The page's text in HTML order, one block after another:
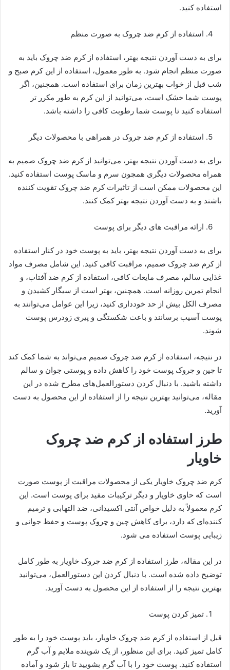
استفاده کنید.
استفاده از کرم ضد چروک به صورت منظم
برای به دست آوردن نتیجه بهتر، استفاده از کرم ضد چروک باید به
صورت منظم انجام شود. به طور معمول، استفاده از این کرم صبح و
شب قبل از خواب بهترین زمان برای استفاده است. همچنین، اگر
پوست شما خشک است، می‌توانید از این کرم به طور مکرر تر
استفاده کنید تا پوست شما رطوبت کافی را داشته باشد.
استفاده از کرم ضد چروک در همراهی با محصولات دیگر
برای به دست آوردن نتیجه بهتر، می‌توانید از کرم ضد چروک صمیم به
همراه محصولات دیگری همچون سرم و ماسک پوست استفاده کنید.
این محصولات ممکن است از تاثیرات کرم ضد چروک تقویت کننده
باشند و به دست آوردن نتیجه بهتر کمک کنند.
ارائه مراقبت های دیگر برای پوست
برای به دست آوردن نتیجه بهتر، باید به پوست خود در کنار استفاده
از کرم ضد چروک صمیم، مراقبت کافی کنید. این شامل مصرف مواد
غذایی سالم، مصرف مایعات کافی، استفاده از کرم ضد آفتاب، و
انجام تمرین روزانه است. همچنین، بهتر است از سیگار کشیدن و
مصرف الکل بیش از حد خودداری کنید، زیرا این عوامل می‌توانند به
پوست آسیب برسانند و باعث شکستگی و پیری زودرس پوست
شوند.
در نتیجه، استفاده از کرم ضد چروک صمیم می‌تواند به شما کمک کند
تا چین و چروک پوست خود را کاهش داده و پوستی جوان و سالم
داشته باشید. با دنبال کردن دستورالعمل‌های مطرح شده در این
مقاله، می‌توانید بهترین نتیجه را از استفاده از این محصول به دست
آورید.
طرز استفاده از کرم ضد چروک
خاویار
کرم ضد چروک خاویار یکی از محصولات مراقبت از پوست صورت
است که حاوی خاویار و دیگر ترکیبات مفید برای پوست است. این
کرم معمولاً به دلیل خواص آنتی اکسیدانی، ضد التهابی و ترمیم
کننده‌ای که دارد، برای کاهش چین و چروک پوست و حفظ جوانی و
زیبایی پوست استفاده می شود.
در این مقاله، طرز استفاده از کرم ضد چروک خاویار به طور کامل
توضیح داده شده است. با دنبال کردن این دستورالعمل، می‌توانید
بهترین نتیجه را از استفاده از این محصول به دست آورید.
تمیز کردن پوست
قبل از استفاده از کرم ضد چروک خاویار، باید پوست خود را به طور
کامل تمیز کنید. برای این منظور، از یک شوینده ملایم و آب گرم
استفاده کنید. پوست خود را با آب گرم بشویید تا باز شود و آماده